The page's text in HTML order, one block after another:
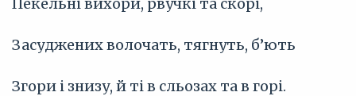
Засуджених волочать, тягнуть, б’ють
Згори і знизу, й ті в сльозах та в горі.